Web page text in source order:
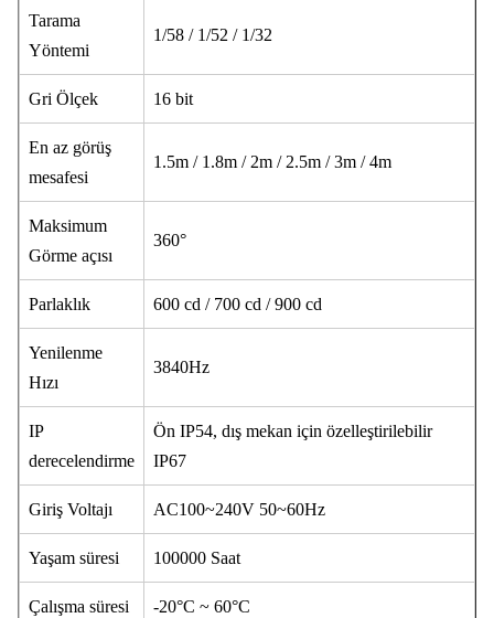
Tarama
Yöntemi
1/58 / 1/52 / 1/32
Gri Ölçek 16 bit
En az görüş
mesafesi
1.5m / 1.8m / 2m / 2.5m / 3m / 4m
Maksimum
Görme açısı
360°
Parlaklık 600 cd / 700 cd / 900 cd
Yenilenme
Hızı
3840Hz
IP
derecelendirme
Ön IP54, dış mekan için özelleştirilebilir
IP67
Giriş Voltajı AC100~240V 50~60Hz
Yaşam süresi 100000 Saat
Çalışma süresi -20°C ~ 60°C